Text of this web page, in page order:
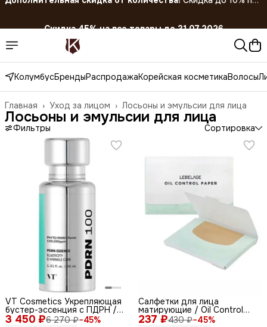
КолумбусБрендыРаспродажаКорейская косметикаВолосы
Лосьоны и эмульсии для лица
Уход за лицом ›
Главная ›
Лосьоны и эмульсии для лица
Фильтры Сортировка
3 450 ₽6 270 ₽−45%
VT Cosmetics Укрепляющая
бустер-эссенция с ПДРН /
PDRN Essence 100, 30 мл 237 ₽430 ₽−45%
Салфетки для лица
матирующие / Oil Control
Paper, 50 шт.